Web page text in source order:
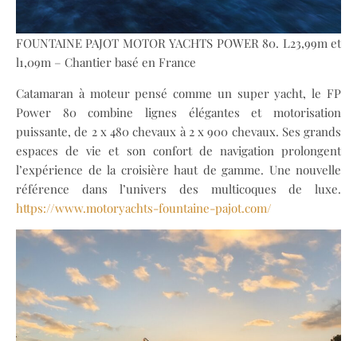
FOUNTAINE PAJOT MOTOR YACHTS POWER 80. L23,99m et
l1,09m – Chantier basé en France
Catamaran à moteur pensé comme un super yacht, le FP
Power 80 combine lignes élégantes et motorisation
puissante, de 2 x 480 chevaux à 2 x 900 chevaux. Ses grands
espaces de vie et son confort de navigation prolongent
l’expérience de la croisière haut de gamme. Une nouvelle
référence dans l’univers des multicoques de luxe.
https://www.motoryachts-fountaine-pajot.com/